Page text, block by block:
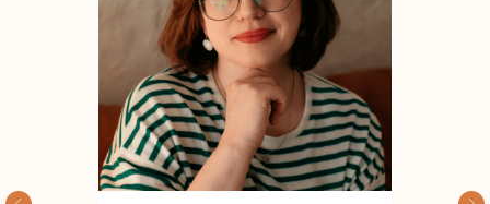
Согласие на публикацию отзывов
Политика конфиденциальности